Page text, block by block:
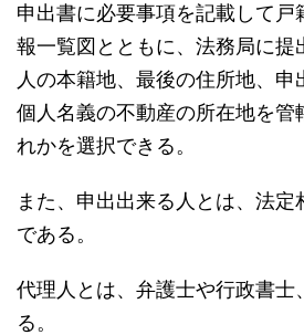
申出書に必要事項を記載して戸
報一覧図とともに、法務局に提
人の本籍地、最後の住所地、申
個人名義の不動産の所在地を管
れかを選択できる。
また、申出出来る人とは、法定
である。
代理人とは、弁護士や行政書士
る。